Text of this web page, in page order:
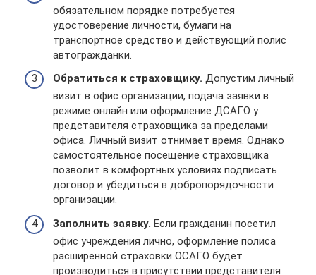
обязательном порядке потребуется
удостоверение личности, бумаги на
транспортное средство и действующий полис
автогражданки.
Обратиться к страховщику. Допустим личный
визит в офис организации, подача заявки в
режиме онлайн или оформление ДСАГО у
представителя страховщика за пределами
офиса. Личный визит отнимает время. Однако
самостоятельное посещение страховщика
позволит в комфортных условиях подписать
договор и убедиться в добропорядочности
организации.
Заполнить заявку. Если гражданин посетил
офис учреждения лично, оформление полиса
расширенной страховки ОСАГО будет
производиться в присутствии представителя